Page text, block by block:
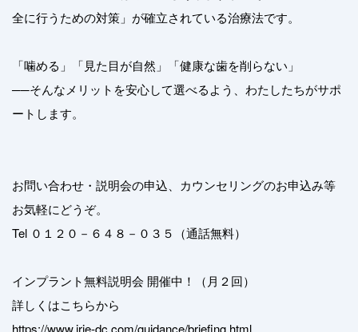
全に行うための対策」が確立されている治療法です。
「噛める」「見た目が自然」「健康な歯を削らない」
──そんなメリットを安心して選べるよう、わたしたちがサポ
ートします。
お問い合わせ・説明会の申込、カウンセリングのお申込み等
お気軽にどうぞ。
Tel ０１２０－６４８－０３５（通話無料）
インプラント無料説明会 開催中！（月２回）
詳しくはこちらから
https://www.irie-dc.com/guidance/briefing.html